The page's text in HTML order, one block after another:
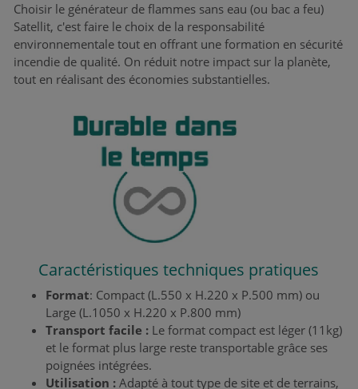
Choisir le générateur de flammes sans eau (ou bac a feu)
Satellit, c'est faire le choix de la responsabilité
environnementale tout en offrant une formation en sécurité
incendie de qualité. On réduit notre impact sur la planète,
tout en réalisant des économies substantielles.
Caractéristiques techniques pratiques
Format: Compact (L.550 x H.220 x P.500 mm) ou
Large (L.1050 x H.220 x P.800 mm)
Transport facile : Le format compact est léger (11kg)
et le format plus large reste transportable grâce ses
poignées intégrées.
Utilisation : Adapté à tout type de site et de terrains,